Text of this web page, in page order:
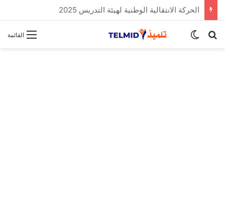
الحركة الانتقالية الوطنية لهيئة التدريس 2025
القائمة بحث عنالوضع المظلم